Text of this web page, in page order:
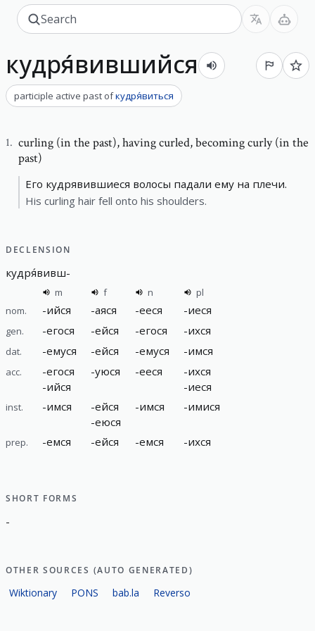
кудря́вившийся
participle active past ofкудря́виться
1. curling (in the past),having curled, becoming curly (in the
past)
Его кудрявившиеся волосы падали ему на плечи.
His curling hair fell onto his shoulders.
DECLENSION
кудря́вивш-
m f n
pl
nom.
-ийся -аяся -ееся -иеся
gen. -егося -ейся -егося -ихся
dat. -емуся -ейся -емуся -имся
acc. -егося
-ийся
-уюся -ееся -ихся
-иеся
inst. -имся -ейся
-еюся
-имся -имися
prep. -емся -ейся -емся -ихся
SHORT FORMS
-
OTHER SOURCES (AUTO GENERATED)
Wiktionary PONS bab.la Reverso